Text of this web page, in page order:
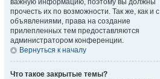
важную информацию, поэтому вы должны
прочесть их по возможности. Так же, как и с
объявлениями, права на создание
прилепленных тем предоставляются
администратором конференции.
Вернуться к началу
Что такое закрытые темы?